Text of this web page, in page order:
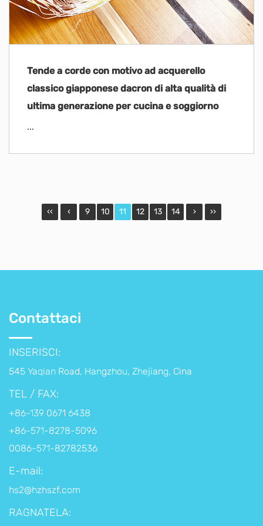
Tende a corde con motivo ad acquerello
classico giapponese dacron di alta qualità di
ultima generazione per cucina e soggiorno
...
‹‹ ‹ 9 10 11 12 13 14 › ››
Contattaci
INSERISCI:
545 Yaqian Road, Hangzhou, Zhejiang, Cina
TEL / FAX:
+86-139 0671 6438
+86-571-8278-5096
0086-571-82782536
E-mail:
hs2@hzhszf.com
RAGNATELA: